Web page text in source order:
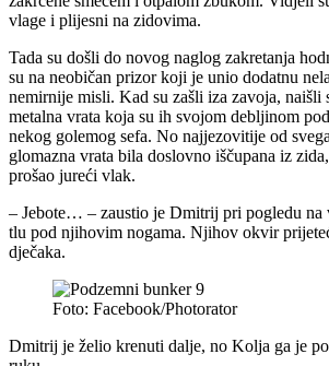
vlage i plijesni na zidovima.
Tada su došli do novog naglog zakretanja
su na neobičan prizor koji je unio dodatnu
nemirnije misli. Kad su zašli iza zavoja, naišli
metalna vrata koja su ih svojom debljinom
nekog golemog sefa. No najjezovitije od
glomazna vrata bila doslovno iščupana iz
prošao jureći vlak.
– Jebote… – zaustio je Dmitrij pri pogledu na
tlu pod njihovim nogama. Njihov okvir
dječaka.
Foto: Facebook/Photorator
Dmitrij je želio krenuti dalje, no Kolja ga je